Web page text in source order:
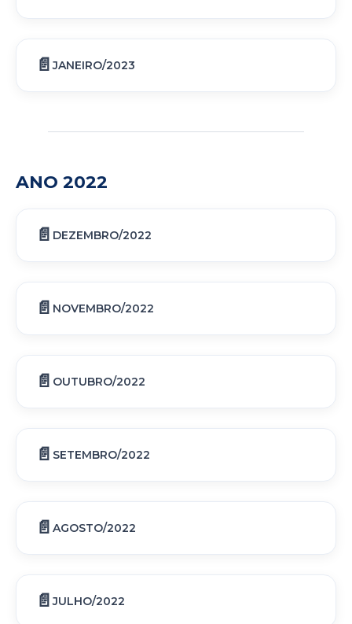
JANEIRO/2023
ANO 2022
DEZEMBRO/2022
NOVEMBRO/2022
OUTUBRO/2022
SETEMBRO/2022
AGOSTO/2022
JULHO/2022